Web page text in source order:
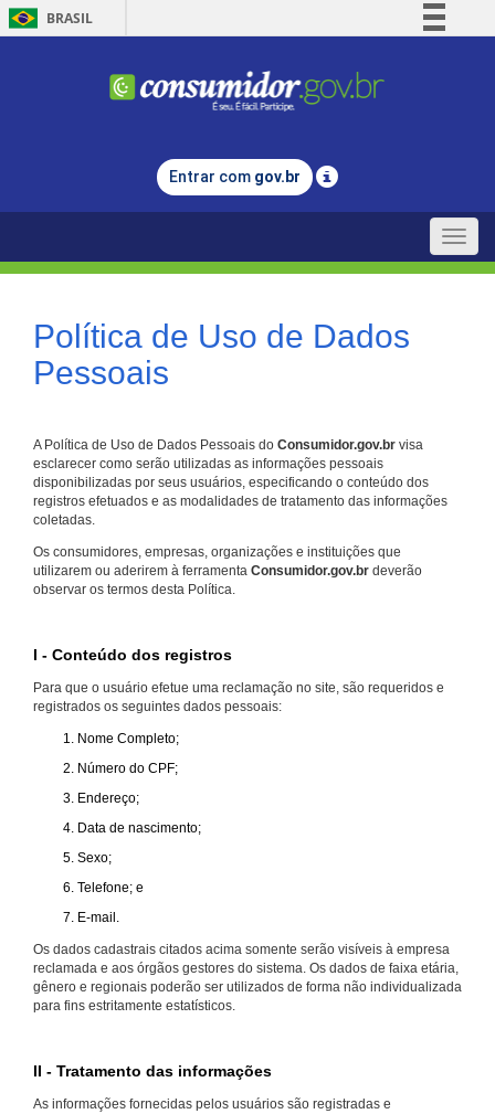
BRASIL
Comunica BR
Legislação
Entrar com gov.br
Toggle
Política de Uso de Dados
Pessoais
A Política de Uso de Dados Pessoais do Consumidor.gov.br visa
esclarecer como serão utilizadas as informações pessoais
disponibilizadas por seus usuários, especificando o conteúdo dos
registros efetuados e as modalidades de tratamento das informações
coletadas.
Os consumidores, empresas, organizações e instituições que
utilizarem ou aderirem à ferramenta Consumidor.gov.br deverão
observar os termos desta Política.
I - Conteúdo dos registros
Para que o usuário efetue uma reclamação no site, são requeridos e
registrados os seguintes dados pessoais:
Nome Completo;
Número do CPF;
Endereço;
Data de nascimento;
Sexo;
Telefone; e
E-mail.
Os dados cadastrais citados acima somente serão visíveis à empresa
reclamada e aos órgãos gestores do sistema. Os dados de faixa etária,
gênero e regionais poderão ser utilizados de forma não individualizada
para fins estritamente estatísticos.
II - Tratamento das informações
As informações fornecidas pelos usuários são registradas e